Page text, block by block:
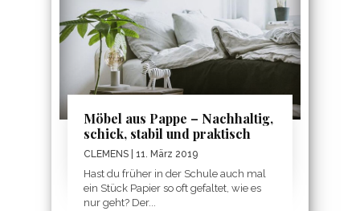
Möbel aus Pappe – Nachhaltig,
schick, stabil und praktisch
CLEMENS | 11. März 2019
Hast du früher in der Schule auch mal
ein Stück Papier so oft gefaltet, wie es
nur geht? Der...